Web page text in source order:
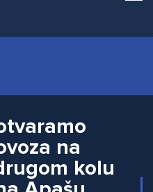
na
kolu